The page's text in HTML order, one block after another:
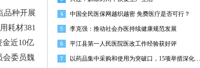
品种开展
耗材381
近10亿
会委员魏
中国全民医保网越织越密 免费医疗是否可行？
李克强：推动社会办医持续健康规范发展
平江县第一人民医院医改工作经验获好评